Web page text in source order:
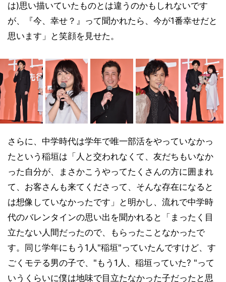
は)思い描いていたものとは違うのかもしれないです
が、『今、幸せ？』って聞かれたら、今が1番幸せだと
思います」と笑顔を見せた。
さらに、中学時代は学年で唯一部活をやっていなかっ
たという稲垣は「人と交われなくて、友だちもいなか
った自分が、まさかこうやってたくさんの方に囲まれ
て、お客さんも来てくださって、そんな存在になると
は想像していなかったです」と明かし、流れで中学時
代のバレンタインの思い出を聞かれると「まったく目
立たない人間だったので、もらったことなかったで
す。同じ学年にもう1人"稲垣"っていたんですけど、す
ごくモテる男の子で、"もう1人、稲垣っていた? "って
いうくらいに僕は地味で目立たなかった子だったと思